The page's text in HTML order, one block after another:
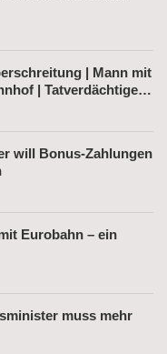
| Mann mit
| Tatverdächtiger
will Bonus-Zahlungen
Eurobahn – ein
muss mehr